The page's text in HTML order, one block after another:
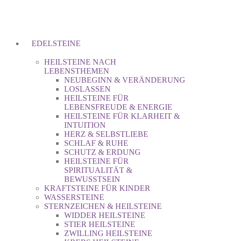
EDELSTEINE
HEILSTEINE NACH
LEBENSTHEMEN
NEUBEGINN & VERÄNDERUNG
LOSLASSEN
HEILSTEINE FÜR
LEBENSFREUDE & ENERGIE
HEILSTEINE FÜR KLARHEIT &
INTUITION
HERZ & SELBSTLIEBE
SCHLAF & RUHE
SCHUTZ & ERDUNG
HEILSTEINE FÜR
SPIRITUALITÄT &
BEWUSSTSEIN
KRAFTSTEINE FÜR KINDER
WASSERSTEINE
STERNZEICHEN & HEILSTEINE
WIDDER HEILSTEINE
STIER HEILSTEINE
ZWILLING HEILSTEINE